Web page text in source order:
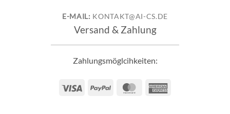
E-MAIL: KONTAKT@AI-CS.DE
Versand & Zahlung
Zahlungsmöglcihkeiten:
Visa PayPal MasterCard